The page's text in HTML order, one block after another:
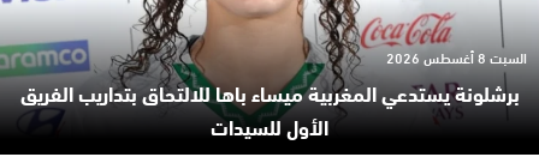
برشلونة يستدعي المغربية ميساء باها للالتحاق بتداريب الفريق
الأول للسيدات
السبت 8 أغسطس 2026